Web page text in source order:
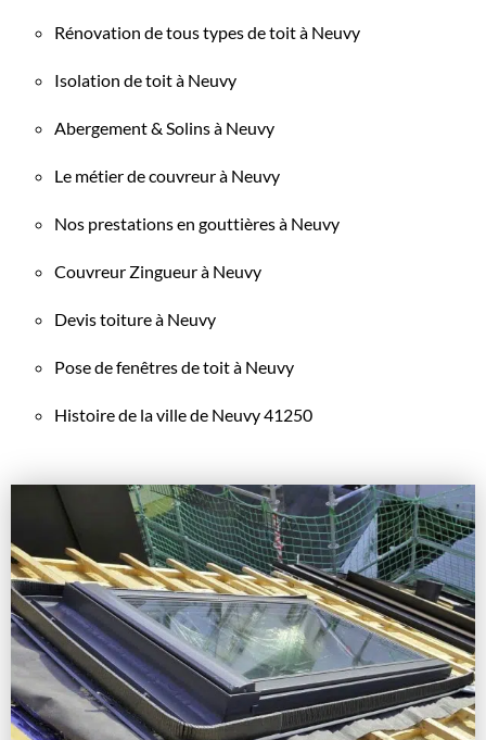
Rénovation de tous types de toit à Neuvy
Isolation de toit à Neuvy
Abergement & Solins à Neuvy
Le métier de couvreur à Neuvy
Nos prestations en gouttières à Neuvy
Couvreur Zingueur à Neuvy
Devis toiture à Neuvy
Pose de fenêtres de toit à Neuvy
Histoire de la ville de Neuvy 41250